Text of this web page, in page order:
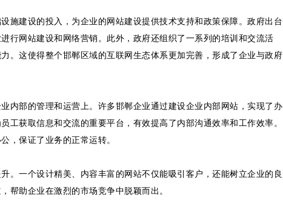
施建设的投入，为企业的网站建设提供技术支持和政策保障。政府出台
行网站建设和网络营销。此外，政府还组织了一系列的培训和交流活
。这使得整个邯郸区域的互联网生态体系更加完善，形成了企业与政府
内部的管理和运营上。许多邯郸企业通过建设企业内部网站，实现了办
工获取信息和交流的重要平台，有效提高了内部沟通效率和工作效率。
，保证了业务的正常运转。
。一个设计精美、内容丰富的网站不仅能吸引客户，还能树立企业的良
帮助企业在激烈的市场竞争中脱颖而出。